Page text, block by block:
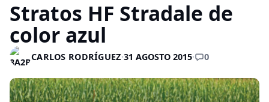
Stratos HF Stradale de
color azul
CARLOS RODRÍGUEZ·31 AGOSTO 2015· 0